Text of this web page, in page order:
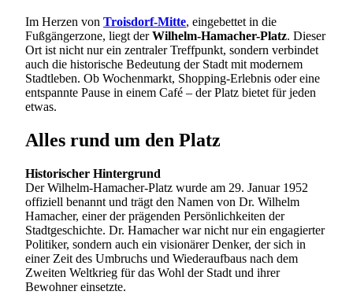
Im Herzen von Troisdorf-Mitte, eingebettet in die
Fußgängerzone, liegt derWilhelm-Hamacher-Platz. Dieser
Ort ist nicht nur ein zentraler Treffpunkt, sondern verbindet
auch die historische Bedeutung der Stadt mit modernem
Stadtleben. Ob Wochenmarkt, Shopping-Erlebnis oder eine
entspannte Pause in einem Café – der Platz bietet für jeden
etwas.
Alles rund um den Platz
Historischer Hintergrund
Der Wilhelm-Hamacher-Platz wurde am 29. Januar 1952
offiziell benannt und trägt den Namen von Dr. Wilhelm
Hamacher, einer der prägenden Persönlichkeiten der
Stadtgeschichte. Dr. Hamacher war nicht nur ein engagierter
Politiker, sondern auch ein visionärer Denker, der sich in
einer Zeit des Umbruchs und Wiederaufbaus nach dem
Zweiten Weltkrieg für das Wohl der Stadt und ihrer
Bewohner einsetzte.